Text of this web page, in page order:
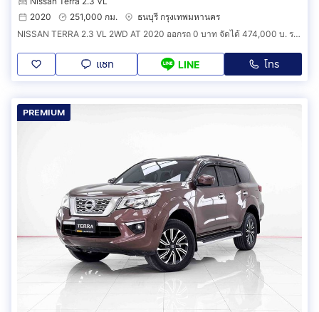
2020
251,000 กม.
ธนบุรี กรุงเทพมหานคร
NISSAN TERRA 2.3 VL 2WD AT 2020 ออกรถ 0 บาท จัดได้ 474,000 บ. รหัสรถ 1F587
แชท LINE โทร
PREMIUM